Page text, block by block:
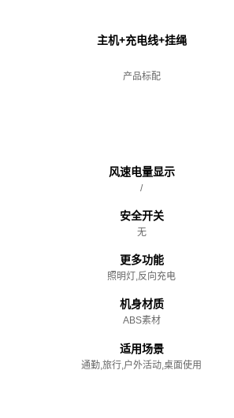
主机+充电线+挂绳
产品标配
风速电量显示
/
安全开关
无
更多功能
照明灯,反向充电
机身材质
ABS素材
适用场景
通勤,旅行,户外活动,桌面使用